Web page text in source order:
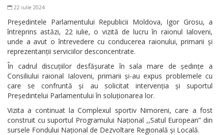
22 iulie 2024
Președintele Parlamentului Republicii Moldova, Igor Grosu, a
întreprins astăzi, 22 iulie, o vizită de lucru în raionul Ialoveni,
unde a avut o întrevedere cu conducerea raionului, primarii și
reprezentanții serviciilor desconcentrate.
În cadrul discuțiilor desfășurate în sala mare de ședințe a
Consiliului raional Ialoveni, primarii și-au expus problemele cu
care se confruntă și au solicitat intervenția și suportul
Președintelui Parlamentului în soluționarea lor.
Vizita a continuat la Complexul sportiv Nimoreni, care a fost
construit cu suportul Programului Național ,,Satul European” din
sursele Fondului Național de Dezvoltare Regională și Locală.